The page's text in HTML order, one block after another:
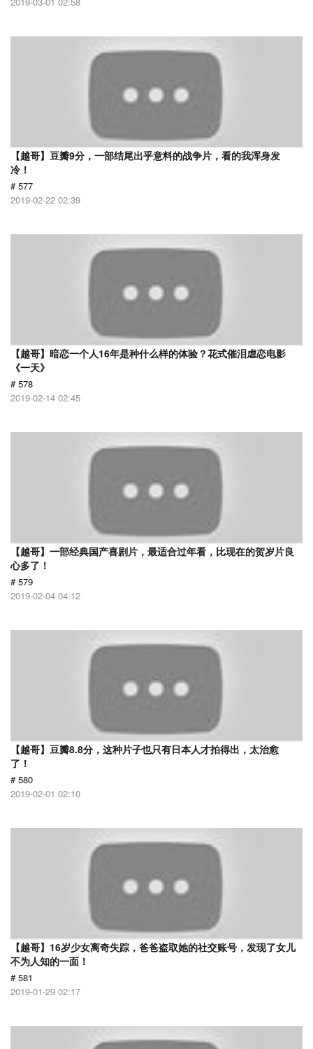
【越哥】豆瓣9分，一部结尾出乎意料的战争片，看的我浑身发
冷！
# 577
2019-02-22 02:39
【越哥】暗恋一个人16年是种什么样的体验？花式催泪虐恋电影
《一天》
# 578
2019-02-14 02:45
【越哥】一部经典国产喜剧片，最适合过年看，比现在的贺岁片良
心多了！
# 579
2019-02-04 04:12
【越哥】豆瓣8.8分，这种片子也只有日本人才拍得出，太治愈
了！
# 580
2019-02-01 02:10
【越哥】16岁少女离奇失踪，爸爸盗取她的社交账号，发现了女儿
不为人知的一面！
# 581
2019-01-29 02:17